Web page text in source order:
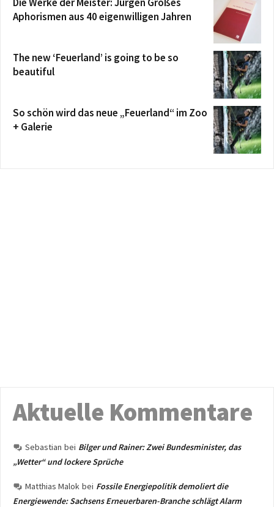
Aphorismen aus 40 eigenwilligen Jahren
The new ‘Feuerland’ is going to be so
beautiful
So schön wird das neue „Feuerland“ im Zoo
+ Galerie
Aktuelle Kommentare
Sebastian bei Bilger und Rainer: Zwei Bundesminister, das
„Wetter“ und lockere Sprüche
Matthias Malok bei Fossile Energiepolitik demoliert die
Energiewende: Sachsens Erneuerbaren-Branche schlägt Alarm